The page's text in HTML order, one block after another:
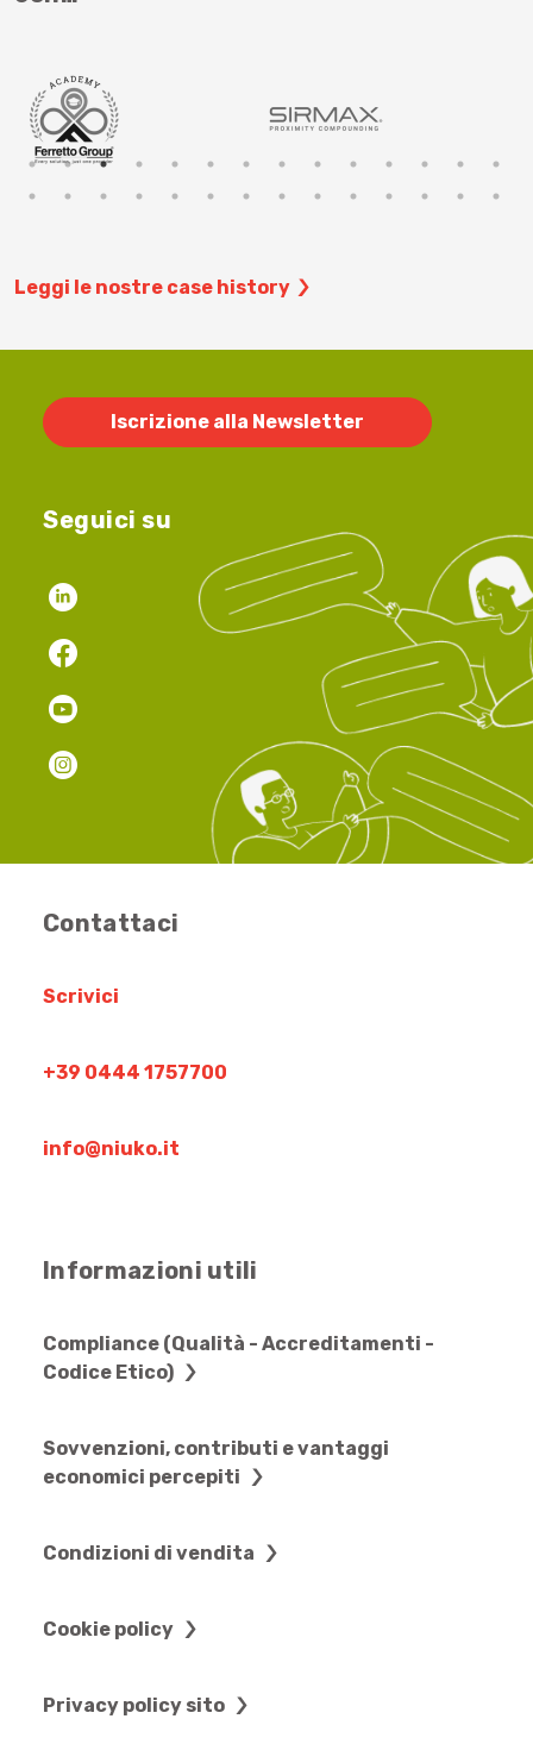
Leggi le nostre case history
Iscrizione alla Newsletter
Seguici su
Contattaci
Scrivici
+39 0444 1757700
info@niuko.it
Informazioni utili
Compliance (Qualità - Accreditamenti -
Codice Etico)
Sovvenzioni, contributi e vantaggi
economici percepiti
Condizioni di vendita
Cookie policy
Privacy policy sito